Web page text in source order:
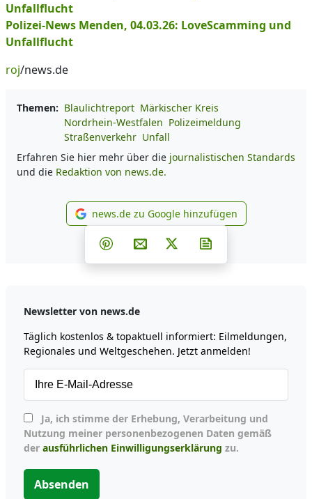
Unfallflucht
Polizei-News Menden, 04.03.26: LoveScamming und
Unfallflucht
roj/news.de
Themen: Blaulichtreport Märkischer Kreis
Nordrhein-Westfalen Polizeimeldung
Straßenverkehr Unfall
Erfahren Sie hier mehr über die journalistischen Standards
und die Redaktion von news.de.
news.de zu Google
news.de zu Google hinzufügen
Teilen auf Facebook
Teilen auf Whatsapp
Teilen auf Telegram
Teilen auf Pinterest
Per E-Mail teilen
Post auf X
Newsletter von news.de
Täglich kostenlos & topaktuell informiert: Eilmeldungen,
Regionales und Weltgeschehen. Jetzt anmelden!
Nutzung meiner personenbezogenen Daten gemäß
der ausführlichen Einwilligungserklärung zu.
Absenden